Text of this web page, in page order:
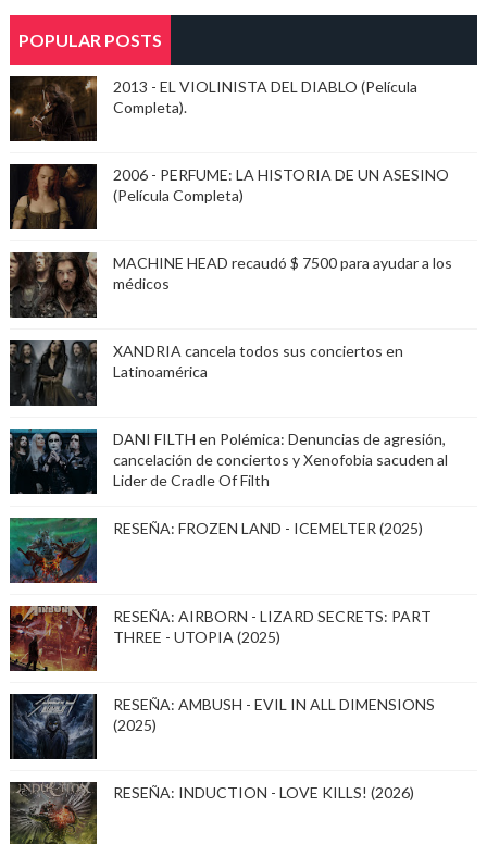
POPULAR POSTS
2013 - EL VIOLINISTA DEL DIABLO (Película
Completa).
2006 - PERFUME: LA HISTORIA DE UN ASESINO
(Película Completa)
MACHINE HEAD recaudó $ 7500 para ayudar a los
médicos
XANDRIA cancela todos sus conciertos en
Latinoamérica
DANI FILTH en Polémica: Denuncias de agresión,
cancelación de conciertos y Xenofobia sacuden al
Lider de Cradle Of Filth
RESEÑA: FROZEN LAND - ICEMELTER (2025)
RESEÑA: AIRBORN - LIZARD SECRETS: PART
THREE - UTOPIA (2025)
RESEÑA: AMBUSH - EVIL IN ALL DIMENSIONS
(2025)
RESEÑA: INDUCTION - LOVE KILLS! (2026)